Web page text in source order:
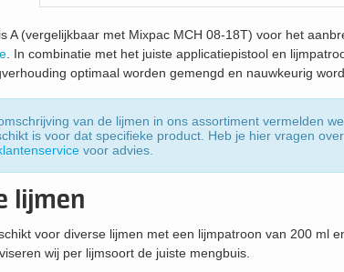
A (vergelijkbaar met Mixpac MCH 08-18T) voor het
. In combinatie met het juiste applicatiepistool en
optimaal worden gemengd en nauwkeurig
van de lijmen in ons assortiment vermelden
is voor dat specifieke product. Heb je hier vragen
voor advies.
lijmen
voor diverse lijmen met een lijmpatroon van 200 ml
wij per lijmsoort de juiste mengbuis.